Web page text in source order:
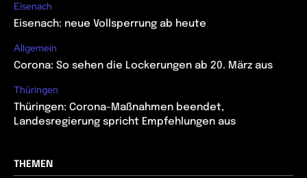
Eisenach
Eisenach: neue Vollsperrung ab heute
Allgemein
Corona: So sehen die Lockerungen ab 20. März aus
Thüringen
Thüringen: Corona-Maßnahmen beendet,
Landesregierung spricht Empfehlungen aus
THEMEN